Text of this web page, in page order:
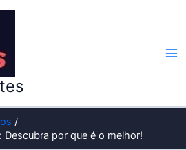
Descubra por que é o melhor!